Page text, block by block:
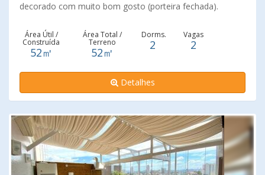
decorado com muito bom gosto (porteira fechada).
(reversível), ar-condicionado e 2 vagas fixas de garagem
— um verdadeiro diferencial para essa metragem! Ideal
para quem busca praticidade, conforto e estilo em um só
lugar. O condomínio oferece infraestrutura completa, com
piscina, churrasqueira no rooftop, horta comunitária e
lavanderia coletiva — tudo pensado para proporcionar
tanto para moradia quanto para investimento seguro.
Área Útil /
Construída
52㎡
Área Total /
Terreno
52㎡
Dorms.
2
Vagas
2
Detalhes